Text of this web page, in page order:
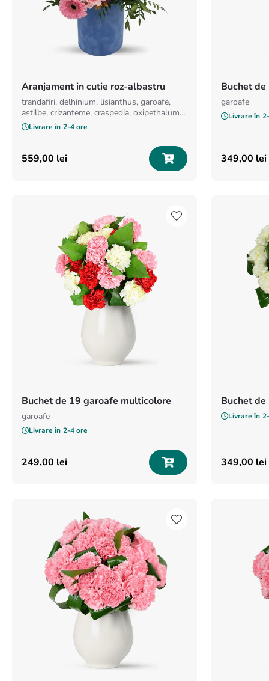
Aranjament in cutie roz-albastru
trandafiri, delhinium, lisianthus, garoafe,
astilbe, crizanteme, craspedia, oxipethalum,
gerbera, brunia
Livrare în 2-4 ore
559,00 lei
Buchet
garoafe
Livrare în
349,00 lei
Buchet de 19 garoafe multicolore
garoafe
Livrare în 2-4 ore
249,00 lei
Buchet
Livrare în
349,00 lei